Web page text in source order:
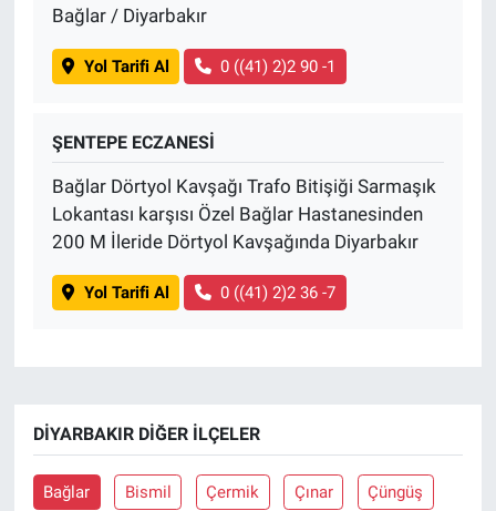
Bağlar / Diyarbakır
Yol Tarifi Al 0 ((41) 2)2 90 -1
ŞENTEPE ECZANESİ
Bağlar Dörtyol Kavşağı Trafo Bitişiği Sarmaşık
Lokantası karşısı Özel Bağlar Hastanesinden
200 M İleride Dörtyol Kavşağında Diyarbakır
Yol Tarifi Al 0 ((41) 2)2 36 -7
DIYARBAKIR DIĞER İLÇELER
Bağlar Bismil Çermik Çınar Çüngüş